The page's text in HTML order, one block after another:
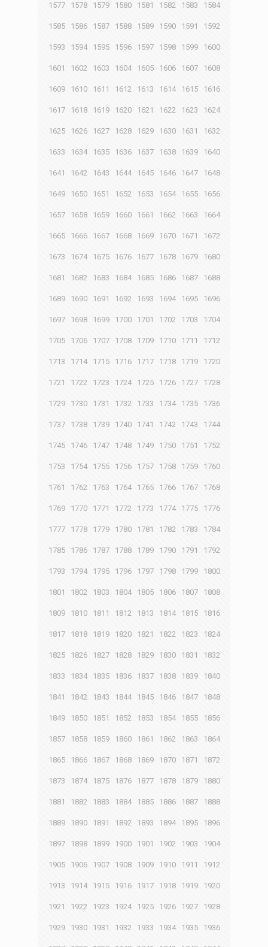
1577 1578 1579 1580 1581 1582 1583 1584
1585 1586 1587 1588 1589 1590 1591 1592
1593 1594 1595 1596 1597 1598 1599 1600
1601 1602 1603 1604 1605 1606 1607 1608
1609 1610 1611 1612 1613 1614 1615 1616
1617 1618 1619 1620 1621 1622 1623 1624
1625 1626 1627 1628 1629 1630 1631 1632
1633 1634 1635 1636 1637 1638 1639 1640
1641 1642 1643 1644 1645 1646 1647 1648
1649 1650 1651 1652 1653 1654 1655 1656
1657 1658 1659 1660 1661 1662 1663 1664
1665 1666 1667 1668 1669 1670 1671 1672
1673 1674 1675 1676 1677 1678 1679 1680
1681 1682 1683 1684 1685 1686 1687 1688
1689 1690 1691 1692 1693 1694 1695 1696
1697 1698 1699 1700 1701 1702 1703 1704
1705 1706 1707 1708 1709 1710 1711 1712
1713 1714 1715 1716 1717 1718 1719 1720
1721 1722 1723 1724 1725 1726 1727 1728
1729 1730 1731 1732 1733 1734 1735 1736
1737 1738 1739 1740 1741 1742 1743 1744
1745 1746 1747 1748 1749 1750 1751 1752
1753 1754 1755 1756 1757 1758 1759 1760
1761 1762 1763 1764 1765 1766 1767 1768
1769 1770 1771 1772 1773 1774 1775 1776
1777 1778 1779 1780 1781 1782 1783 1784
1785 1786 1787 1788 1789 1790 1791 1792
1793 1794 1795 1796 1797 1798 1799 1800
1801 1802 1803 1804 1805 1806 1807 1808
1809 1810 1811 1812 1813 1814 1815 1816
1817 1818 1819 1820 1821 1822 1823 1824
1825 1826 1827 1828 1829 1830 1831 1832
1833 1834 1835 1836 1837 1838 1839 1840
1841 1842 1843 1844 1845 1846 1847 1848
1849 1850 1851 1852 1853 1854 1855 1856
1857 1858 1859 1860 1861 1862 1863 1864
1865 1866 1867 1868 1869 1870 1871 1872
1873 1874 1875 1876 1877 1878 1879 1880
1881 1882 1883 1884 1885 1886 1887 1888
1889 1890 1891 1892 1893 1894 1895 1896
1897 1898 1899 1900 1901 1902 1903 1904
1905 1906 1907 1908 1909 1910 1911 1912
1913 1914 1915 1916 1917 1918 1919 1920
1921 1922 1923 1924 1925 1926 1927 1928
1929 1930 1931 1932 1933 1934 1935 1936